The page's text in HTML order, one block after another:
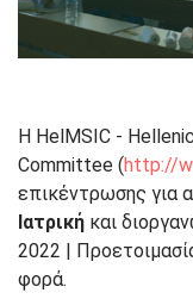
Η HelMSIC -
Committee (http://
επικέντρωσης για
Ιατρική και
2022 |
φορά.